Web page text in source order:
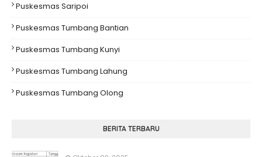
Puskesmas Saripoi
Puskesmas Tumbang Bantian
Puskesmas Tumbang Kunyi
Puskesmas Tumbang Lahung
Puskesmas Tumbang Olong
BERITA TERBARU